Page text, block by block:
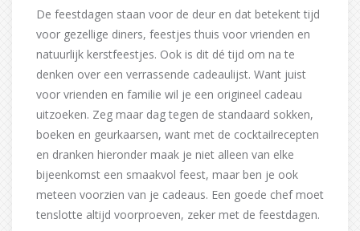
De feestdagen staan voor de deur en dat betekent tijd
voor gezellige diners, feestjes thuis voor vrienden en
natuurlijk kerstfeestjes. Ook is dit dé tijd om na te
denken over een verrassende cadeaulijst. Want juist
voor vrienden en familie wil je een origineel cadeau
uitzoeken. Zeg maar dag tegen de standaard sokken,
boeken en geurkaarsen, want met de cocktailrecepten
en dranken hieronder maak je niet alleen van elke
bijeenkomst een smaakvol feest, maar ben je ook
meteen voorzien van je cadeaus. Een goede chef moet
tenslotte altijd voorproeven, zeker met de feestdagen.